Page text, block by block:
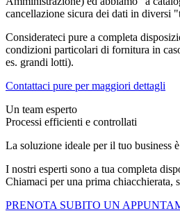
cancellazione sicura dei dati in diversi
Considerateci pure a completa
condizioni particolari di fornitura in
es. grandi lotti).
Contattaci pure per maggiori dettagli
Un team esperto
Processi efficienti e controllati
La soluzione ideale per il tuo business
I nostri esperti sono a tua completa
Chiamaci per una prima chiacchierata,
PRENOTA SUBITO UN